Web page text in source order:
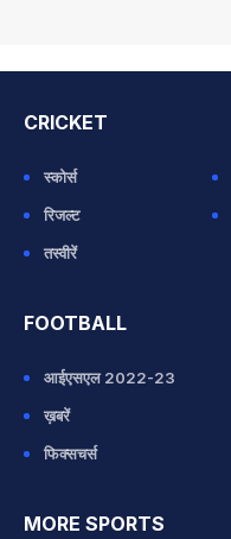
CRICKET
स्कोर्स
रिजल्ट
तस्वीरें
FOOTBALL
आईएसएल 2022-23
ख़बरें
फिक्सचर्स
MORE SPORTS